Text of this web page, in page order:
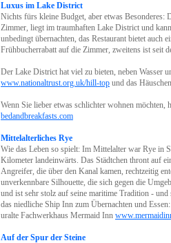
Luxus im Lake District
Nichts fürs kleine Budget, aber etwas
Zimmer, liegt im traumhaften Lake District und
unbedingt übernachten, das Restaurant bietet auch
Frühbucherrabatt auf die Zimmer, zweitens ist seit
Der Lake District hat viel zu bieten, neben Wasser
www.nationaltrust.org.uk/hill-top und das
Wenn Sie lieber etwas schlichter wohnen
bedandbreakfasts.com
Mittelalterliches Rye
Wie das Leben so spielt: Im Mittelalter war Rye in
Kilometer landeinwärts. Das Städtchen thront auf
Angreifer, die über den Kanal kamen, rechtzeitig
unverkennbare Silhouette, die sich gegen die
und ist sehr stolz auf seine maritime Tradition -
das niedliche Ship Inn zum Übernachten und
uralte Fachwerkhaus Mermaid Inn
Auf der Spur der Steine